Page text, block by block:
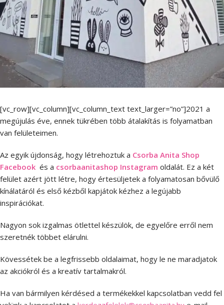
[vc_row][vc_column][vc_column_text text_larger=”no”]2021 a
megújulás éve, ennek tükrében több átalakítás is folyamatban
van felületeimen.
Az egyik újdonság, hogy létrehoztuk a Csorba Anita Shop
Facebook és a csorbaanitashop Instagram oldalát. Ez a két
felület azért jött létre, hogy értesüljetek a folyamatosan bővülő
kínálatáról és első kézből kapjátok kézhez a legújabb
inspirációkat.
Nagyon sok izgalmas ötlettel készülök, de egyelőre erről nem
szeretnék többet elárulni.
Kövessétek be a legfrissebb oldalaimat, hogy le ne maradjatok
az akciókról és a kreatív tartalmakról.
Ha van bármilyen kérdésed a termékekkel kapcsolatban vedd fel